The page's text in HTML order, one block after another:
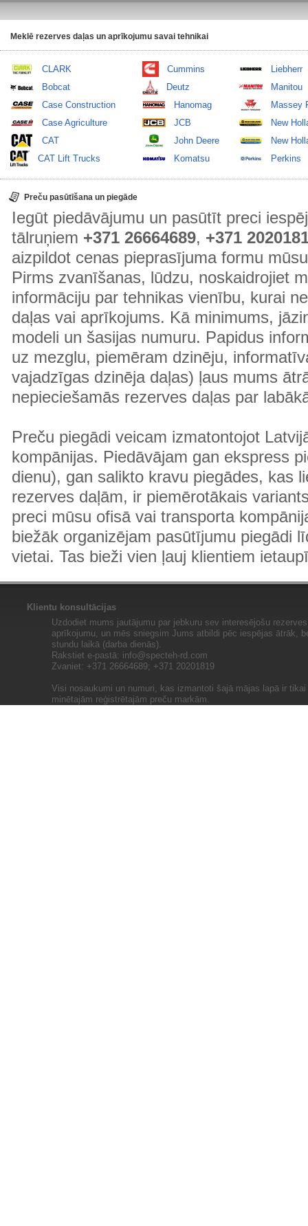
Meklē rezerves daļas un aprīkojumu savai tehnikai
CLARK
Bobcat
Case Construction
Case Agriculture
CAT
CAT Lift Trucks
Cummins
Deutz
Hanomag
JCB
John Deere
Komatsu
Liebherr
Manitou
Massey
New
New
Perkins
Preču pasūtīšana un piegāde
Iegūt piedāvājumu un pasūtīt preci
tālruņiem +371 26664689, +371
aizpildot cenas pieprasījuma formu
Pirms zvanīšanas, lūdzu, noskaidrojiet
informāciju par tehnikas vienību, kurai
daļas vai aprīkojums. Kā minimums,
modeli un šasijas numuru. Papidus
uz mezglu, piemēram dzinēju,
vajadzīgas dzinēja daļas) ļaus mums
nepieciešamās rezerves daļas par
Preču piegādi veicam izmatontojot
kompānijas. Piedāvājam gan ekspress
dienu), gan salikto kravu piegādes, kas
rezerves daļām, ir piemērotākais
preci mūsu ofisā vai transporta
biežāk organizējam pasūtījumu piegādi
vietai. Tas bieži vien ļauj klientiem
Klientu konsultācijas
Uzdodiet mums jautājumu par jebkuru sev interesējošu
aprīkojumu, un mēs sniegsim Jums atbildi pēc iespējas ātrāk,
stundu laikā (darba dienās).
Rakstiet e-pastā: info@specteh-rd.com
Zvaniet: +371 26664689; +371 20201819
Visi nosaukumi un numuri, kas izmantoti šajā mājas lapā ir
minētajām reģistrētajām preču markām.